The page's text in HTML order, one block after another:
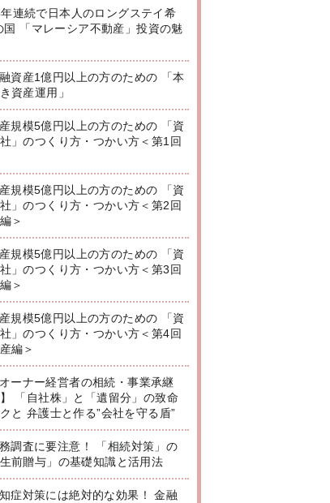
連続で日本人のロングステイ希
国 「マレーシア不動産」投資の魅
資産1億円以上の方のための 「本
資産運用」
規模5億円以上の方のための 「資
」のつくり方・つかい方＜第1回
規模5億円以上の方のための 「資
」のつくり方・つかい方＜第2回
＞
規模5億円以上の方のための 「資
」のつくり方・つかい方＜第3回
＞
規模5億円以上の方のための 「資
」のつくり方・つかい方＜第4回
編＞
ーナー経営者の相続・事業承継
「自社株」と「遺留分」の致命
と 弁護士と作る”会社を守る盾”
調査に要注意！ 「相続対策」の
前贈与」の基礎知識と活用法
症対策には絶対的な効果！ 金融